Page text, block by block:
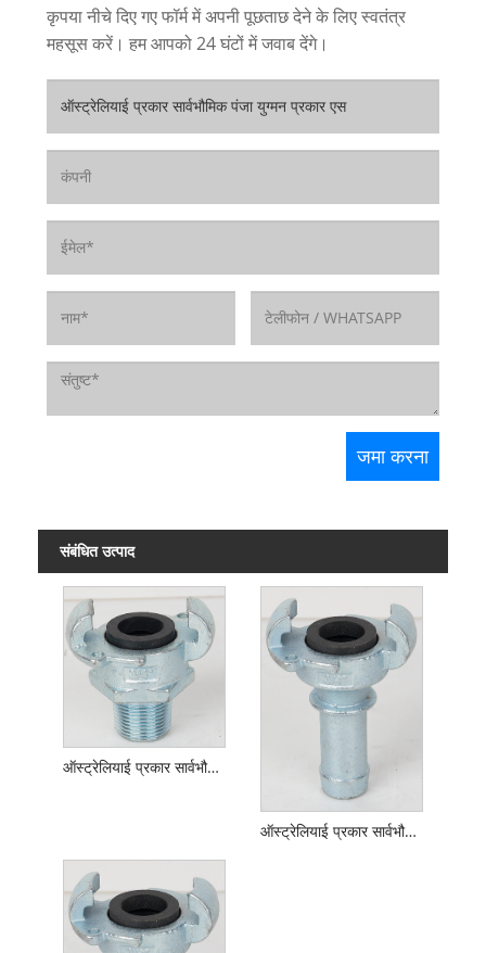
कृपया नीचे दिए गए फॉर्म में अपनी पूछताछ देने के लिए स्वतंत्र
महसूस करें। हम आपको 24 घंटों में जवाब देंगे।
संबंधित उत्पाद
ऑस्ट्रेलियाई प्रकार सार्वभौमिक पंजा युग्मन पुरुष धागा
ऑस्ट्रेलियाई प्रकार सार्वभौमिक पंजा युग्मन प्रकार ए